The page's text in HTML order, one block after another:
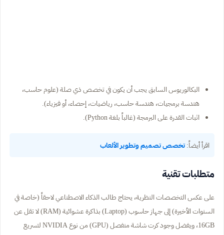
البكالوريوس السابق يجب أن يكون في تخصص ذي صلة (علوم حاسب،
هندسة برمجيات، هندسة حاسب، رياضيات، إحصاء، أو فيزياء).
اثبات القدرة على البرمجة (غالباً بلغة Python).
اقرأ أيضاً:تخصص تصميم وتطوير الألعاب
متطلبات تقنية
على عكس التخصصات النظرية، يحتاج طالب الذكاء الاصطناعي لاحقاً (خاصة في
السنوات الأخيرة) إلى جهاز حاسوب (Laptop) بذاكرة عشوائية (RAM) لا تقل عن
16GB، ويفضل وجود كرت شاشة منفصل (GPU) من نوع NVIDIA لتسريع